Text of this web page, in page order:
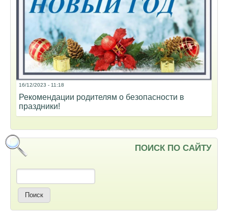
16/12/2023 - 11:18
Рекомендации родителям о безопасности в
праздники!
ПОИСК ПО САЙТУ
Поиск